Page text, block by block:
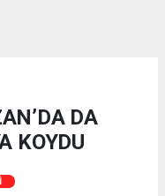
DA
KOYDU